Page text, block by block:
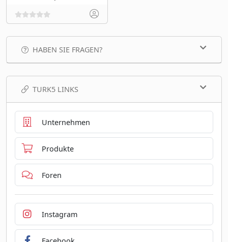
HABEN SIE FRAGEN?
TURK5 LINKS
Unternehmen
Produkte
Foren
Instagram